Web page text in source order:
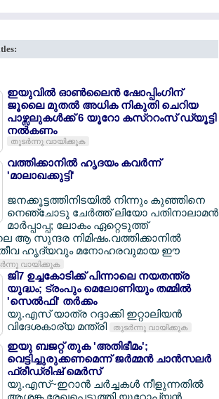
ഇയുവില്‍ ഓണ്‍ലൈന്‍ ഷോപ്പിംഗിന്
ജൂലൈ മുതല്‍ അധിക നികുതി ചെറിയ
പാഴ്സലുകള്‍ക്ക് 6 യൂറോ കസ്ററംസ് ഡ്യൂട്ടി
നല്‍കണം
തുടര്‍ന്നു വായിക്കുക
വത്തിക്കാനില്‍ ഹൃദയം കവര്‍ന്ന്
'മാലാഖക്കുട്ടി'
ജനക്കൂട്ടത്തിനിടയില്‍ നിന്നും കുഞ്ഞിനെ
നെഞ്ചോടു ചേര്‍ത്ത് ലിയോ പതിനാലാമന്‍
മാര്‍പ്പാപ്പ; ലോകം ഏറ്റെടുത്ത്
ആ സുന്ദര നിമിഷം.വത്തിക്കാനില്‍
ഹൃദ്യവും മനോഹരവുമായ ഈ
വായിക്കുക
ജി7 ഉച്ചകോടിക്ക് പിന്നാലെ നയതന്ത്ര
യുദ്ധം; ട്രംപും മെലോണിയും തമ്മില്‍
'സെല്‍ഫി' തര്‍ക്കം
യു.എസ് യാത്ര റദ്ദാക്കി ഇറ്റാലിയന്‍
വിദേശകാര്യ മന്ത്രി
തുടര്‍ന്നു വായിക്കുക
ഇയു ബജറ്റ് തുക 'അതിഭീമം';
വെട്ടിച്ചുരുക്കണമെന്ന് ജര്‍മ്മന്‍ ചാന്‍സലര്‍
ഫ്രീഡ്രിഷ് മെര്‍സ്
യു.എസ്~ഇറാന്‍ ചര്‍ച്ചകള്‍ നീളുന്നതില്‍
ആശങ്ക രേഖപ്പെടുത്തി യൂറോപ്യന്‍